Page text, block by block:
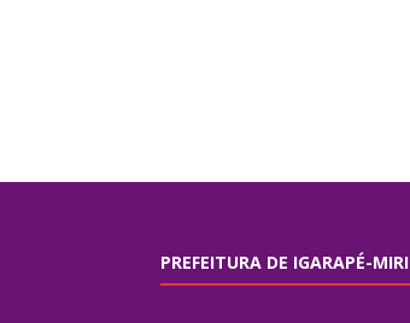
PREFEITURA DE IGARAPÉ-MIRI